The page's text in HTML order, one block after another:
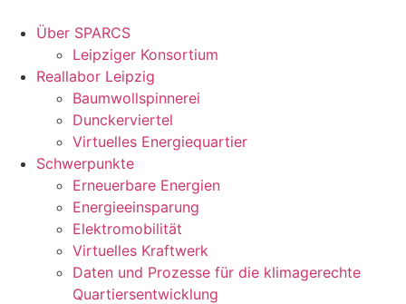
Über SPARCS
Leipziger Konsortium
Reallabor Leipzig
Baumwollspinnerei
Dunckerviertel
Virtuelles Energiequartier
Schwerpunkte
Erneuerbare Energien
Energieeinsparung
Elektromobilität
Virtuelles Kraftwerk
Daten und Prozesse für die klimagerechte
Quartiersentwicklung